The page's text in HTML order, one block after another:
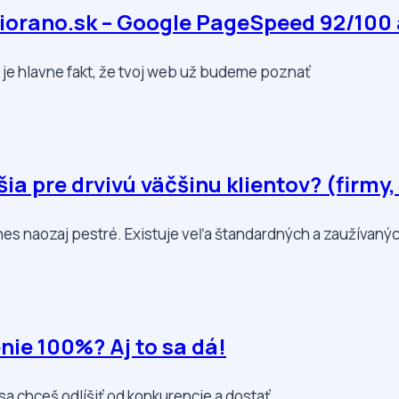
– Google PageSpeed 92/100
hlavne fakt, že tvoj web už budeme poznať
pre drvivú väčšinu klientov?
naozaj pestré. Existuje veľa štandardných a
100%? Aj to sa dá!